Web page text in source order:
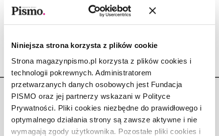
Niniejsza strona korzysta z plików cookie
Strona magazynpismo.pl korzysta z plików cookies i
technologii pokrewnych. Administratorem
przetwarzanych danych osobowych jest Fundacja
PISMO oraz jej partnerzy wskazani w Polityce
Prywatności. Pliki cookies niezbędne do prawidłowego i
optymalnego działania strony są zawsze aktywne i nie
wymagają zgody użytkownika. Pozostałe pliki cookies i
reagować na wyzwania
KATARZYNA KAZIMIEROWSKA